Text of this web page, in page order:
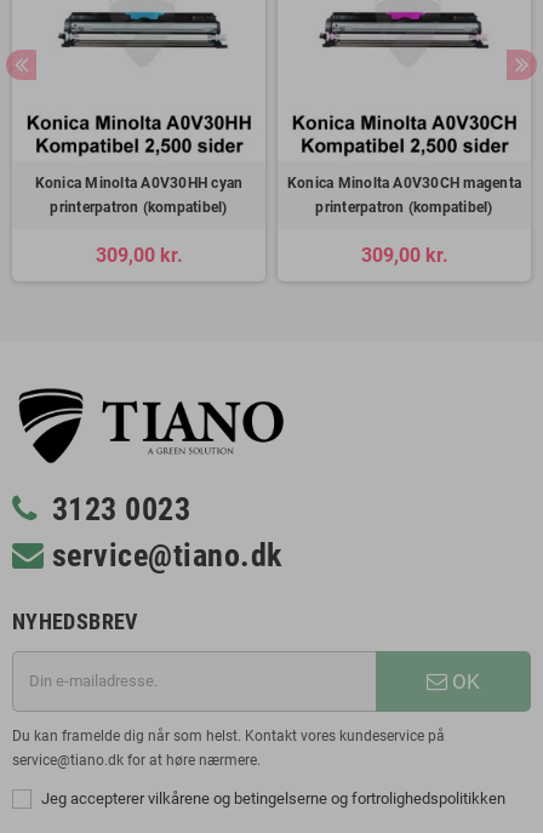
Konica Minolta A0V30HH cyan
printerpatron (kompatibel)
309,00 kr.
Konica Minolta A0V30CH magenta
printerpatron (kompatibel)
309,00 kr.
3123 0023
service@tiano.dk
NYHEDSBREV
OK
Du kan framelde dig når som helst. Kontakt vores kundeservice på
service@tiano.dk for at høre nærmere.
Jeg accepterer vilkårene og betingelserne og fortrolighedspolitikken